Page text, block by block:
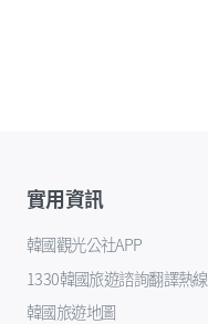
實用資訊
韓國觀光公社APP
1330韓國旅遊諮詢翻譯熱線
韓國旅遊地圖